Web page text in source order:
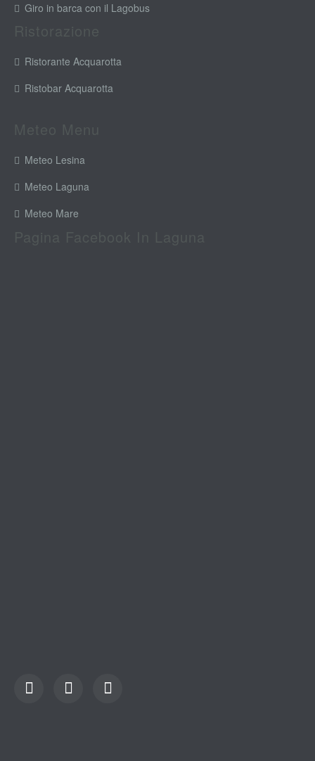
Giro in barca con il Lagobus
Ristorante Acquarotta
Ristobar Acquarotta
Meteo Lesina
Meteo Laguna
Meteo Mare